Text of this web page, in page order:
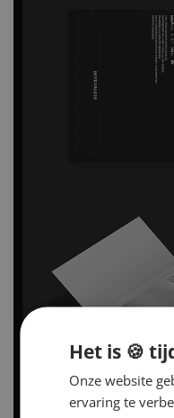
Het is 🍪
Onze website
ervaring te